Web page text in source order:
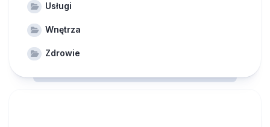
Usługi
Wnętrza
Zdrowie